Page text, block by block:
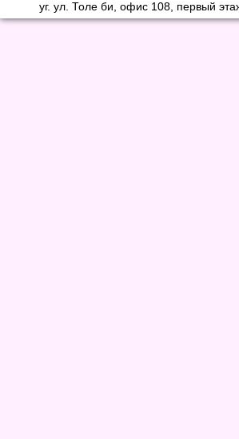
уг. ул. Толе би, офис 108, первый